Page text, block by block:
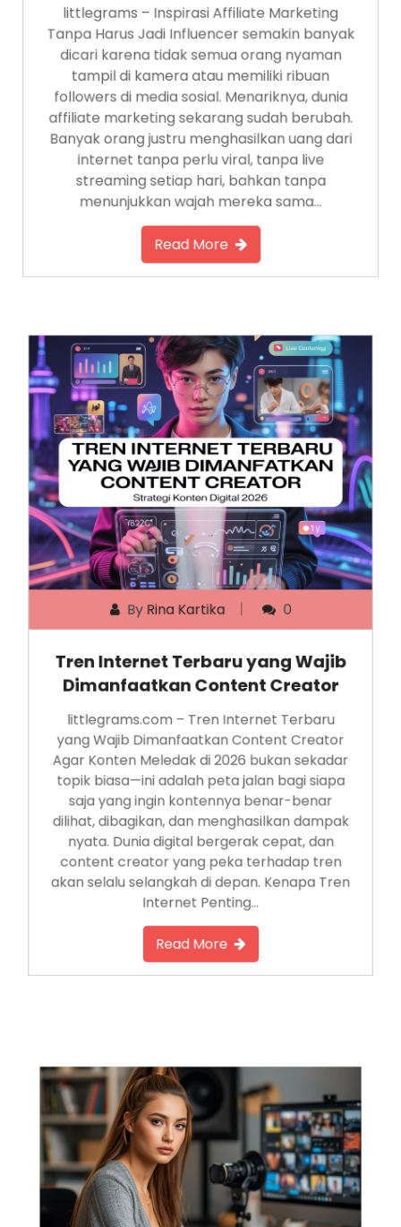
littlegrams – Inspirasi Affiliate Marketing
Tanpa Harus Jadi Influencer semakin banyak
dicari karena tidak semua orang nyaman
tampil di kamera atau memiliki ribuan
followers di media sosial. Menariknya, dunia
affiliate marketing sekarang sudah berubah.
Banyak orang justru menghasilkan uang dari
internet tanpa perlu viral, tanpa live
streaming setiap hari, bahkan tanpa
menunjukkan wajah mereka sama…
Read More
ByRina Kartika 0
Tren Internet Terbaru yang Wajib
Dimanfaatkan Content Creator
littlegrams.com – Tren Internet Terbaru
yang Wajib Dimanfaatkan Content Creator
Agar Konten Meledak di 2026 bukan sekadar
topik biasa—ini adalah peta jalan bagi siapa
saja yang ingin kontennya benar-benar
dilihat, dibagikan, dan menghasilkan dampak
nyata. Dunia digital bergerak cepat, dan
content creator yang peka terhadap tren
akan selalu selangkah di depan. Kenapa Tren
Internet Penting…
Read More